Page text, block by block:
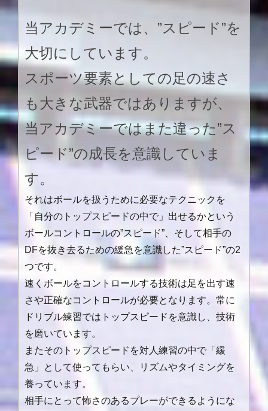
当アカデミーでは、”スピード”を
大切にしています。
スポーツ要素としての足の速さ
も大きな武器ではありますが、
当アカデミーではまた違った”ス
ピード”の成長を意識していま
す。
それはボールを扱うために必要なテクニックを
「自分のトップスピードの中で」出せるかという
ボールコントロールの”スピード”、そして相手の
DFを抜き去るための緩急を意識した”スピード”の2
つです。
速くボールをコントロールする技術は足を出す速
さや正確なコントロールが必要となります。常に
ドリブル練習ではトップスピードを意識し、技術
を磨いています。
またそのトップスピードを対人練習の中で「緩
急」として使ってもらい、リズムやタイミングを
養っています。
相手にとって怖さのあるプレーができるようにな